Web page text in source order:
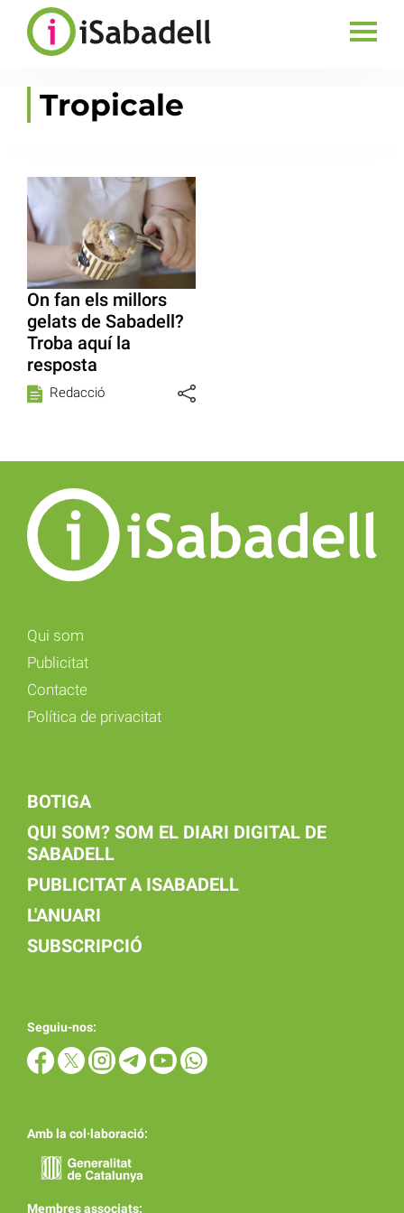
Tropicale
On fan els millors
gelats de Sabadell?
Troba aquí la
resposta
Redacció
Qui som
Publicitat
Contacte
Política de privacitat
BOTIGA
QUI SOM? SOM EL DIARI DIGITAL DE
SABADELL
PUBLICITAT A ISABADELL
L'ANUARI
SUBSCRIPCIÓ
Seguiu-nos:
Amb la col·laboració:
Membres associats: